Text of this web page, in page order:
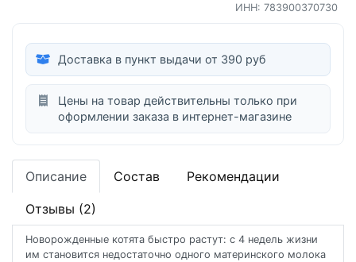
ИНН: 783900370730
Доставка в пункт выдачи от 390 руб
Цены на товар действительны только при
оформлении заказа в интернет-магазине
Описание Состав Рекомендации
Отзывы (2)
Новорожденные котята быстро растут: с 4 недель жизни
им становится недостаточно одного материнского молока